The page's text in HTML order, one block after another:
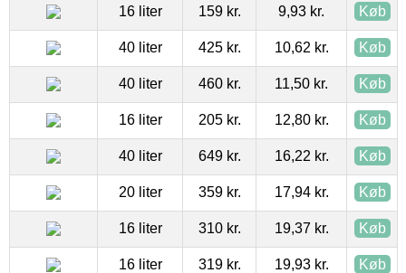
16 liter 159 kr. 9,93 kr. Køb
40 liter 425 kr. 10,62 kr. Køb
40 liter 460 kr. 11,50 kr. Køb
16 liter 205 kr. 12,80 kr. Køb
40 liter 649 kr. 16,22 kr. Køb
20 liter 359 kr. 17,94 kr. Køb
16 liter 310 kr. 19,37 kr. Køb
16 liter 319 kr. 19,93 kr. Køb